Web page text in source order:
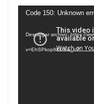
Reproductor
vídeo
Code 150: Unknown
Descargar archivo: https://
v=EhSPkop8KPY&_=2